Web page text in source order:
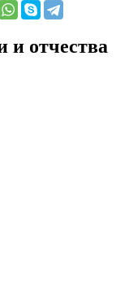
и отчества